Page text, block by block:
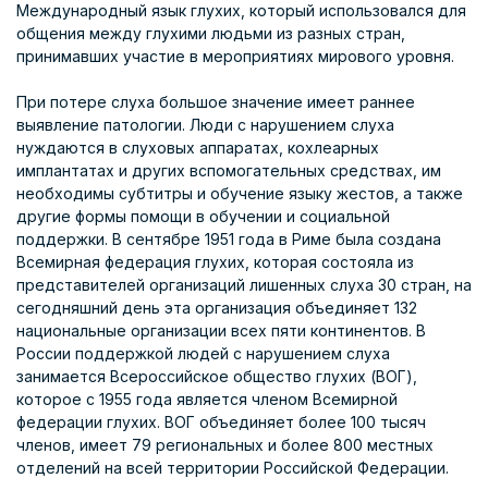
Международный язык глухих, который использовался для
общения между глухими людьми из разных стран,
принимавших участие в мероприятиях мирового уровня.
При потере слуха большое значение имеет раннее
выявление патологии. Люди с нарушением слуха
нуждаются в слуховых аппаратах, кохлеарных
имплантатах и других вспомогательных средствах, им
необходимы субтитры и обучение языку жестов, а также
другие формы помощи в обучении и социальной
поддержки. В сентябре 1951 года в Риме была создана
Всемирная федерация глухих, которая состояла из
представителей организаций лишенных слуха 30 стран, на
сегодняшний день эта организация объединяет 132
национальные организации всех пяти континентов. В
России поддержкой людей с нарушением слуха
занимается Всероссийское общество глухих (ВОГ),
которое с 1955 года является членом Всемирной
федерации глухих. ВОГ объединяет более 100 тысяч
членов, имеет 79 региональных и более 800 местных
отделений на всей территории Российской Федерации.